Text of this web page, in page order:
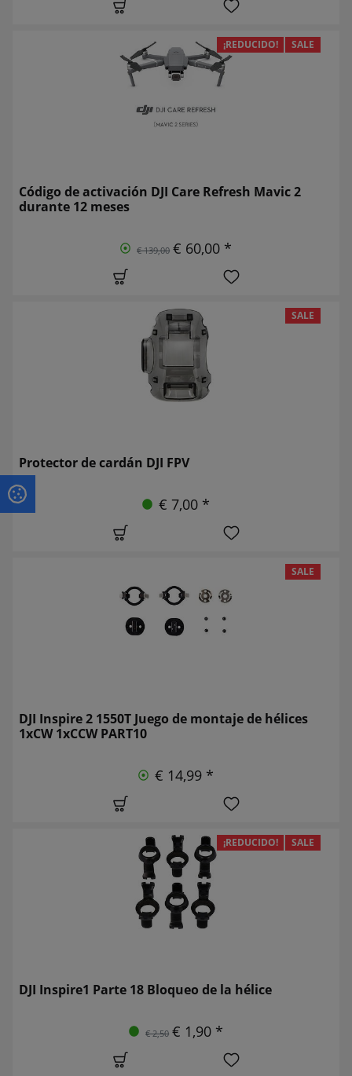
¡REDUCIDO! SALE
Código de activación DJI Care Refresh Mavic 2
durante 12 meses
€ 139,00 € 60,00 *
SALE
Protector de cardán DJI FPV
€ 7,00 *
SALE
DJI Inspire 2 1550T Juego de montaje de hélices
1xCW 1xCCW PART10
€ 14,99 *
¡REDUCIDO! SALE
DJI Inspire1 Parte 18 Bloqueo de la hélice
€ 2,50 € 1,90 *